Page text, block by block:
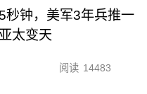
秒钟，美军3年兵推一
太变天
阅读 14483